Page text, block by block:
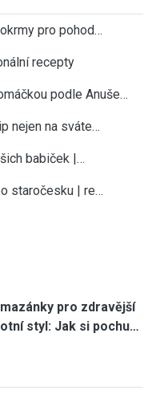
pro pohod…
recepty
podle Anuše…
nejen na sváte…
babiček |…
staročesku | re…
pro zdravější
styl: Jak si pochu…